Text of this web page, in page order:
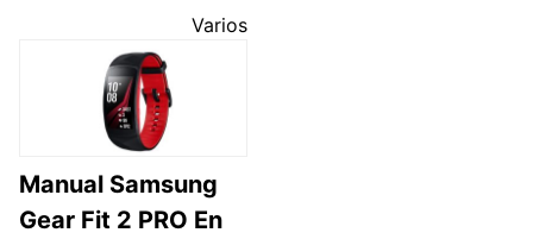
Varios
Manual Samsung
Gear Fit 2 PRO En